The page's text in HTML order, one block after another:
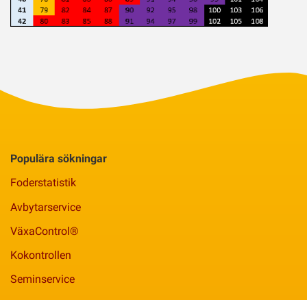
Populära sökningar
Foderstatistik
Avbytarservice
VäxaControl®
Kokontrollen
Seminservice